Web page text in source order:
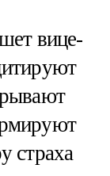
вице-
страха